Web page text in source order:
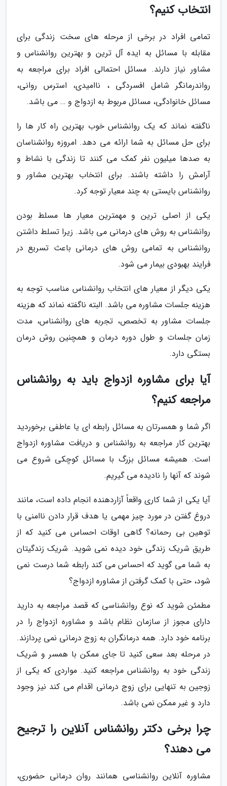
انتخاب کنیم؟
تمامی افراد در برخی از مرحله های سخت زندگی برای
مقابله با مسائل به ایده آل ترین و بهترین روانشناس و
مشاور نیاز دارند. مسائل احتمالی افراد برای مراجعه به
رواندرمانگر شامل افسردگی ، ناامیدی، استرس روانی،
مسائل خانوادگی، مسائل مربوط به ازدواج و … می باشد.
ناگفته نماند که یک روانشناس خوب بهترین راه کار ها را
برای حل مسائل به شما ارائه می دهد. امروزه روانشناسان
به صدها میلیون نفر کمک می کنند تا زندگی با نشاط و
آرامش را داشته باشند. برای انتخاب بهترین مشاور و
روانشناس بایستی به چند معیار توجه کرد.
یکی از اصلی ترین و مهمترین معیار ها مسلط بودن
روانشناس به روش های درمانی می باشد. زیرا تسلط داشتن
روانشناس به تمامی روش های درمانی باعث تسریع در
فرایند بهبودی بیمار می شود.
یکی دیگر از معیار های انتخاب روانشناس مناسب توجه به
هزینه جلسات مشاوره می باشد. البته ناگفته نماند که هزینه
جلسات مشاور به تخصص، تجربه های روانشناس، مدت
زمان جلسات و طول دوره درمان و همچنین روش درمان
بستگی دارد.
آیا برای مشاوره ازدواج باید به روانشناس
مراجعه کنیم؟
اگر شما و همسرتان به مسائل رابطه ای یا عاطفی برخوردید
بهترین کار مراجعه به روانشناس و دریافت مشاوره ازدواج
است. همیشه مسائل بزرگ با مسائل کوچکی شروع می
شوند که آنها را نادیده می گیریم.
آیا یکی از شما کاری واقعاً آزاردهنده انجام داده است، مانند
دروغ گفتن در مورد چیز مهمی یا هدف قرار دادن ناامنی با
توهین بی رحمانه؟ گاهی اوقات احساس می کنید که از
طریق شریک زندگی خود دیده نمی شوید. شریک زندگیتان
به شما می گوید که احساس می کند رابطه شما درست نمی
شود، حتی با کمک گرفتن از مشاوره ازدواج؟
مطمئن شوید که نوع روانشناسی که قصد مراجعه به دارید
دارای مجوز از سازمان نظام باشد و مشاوره ازدواج را در
برنامه خود دارد. همه درمانگران به زوج درمانی نمی پردازند.
در مرحله بعد سعی کنید تا جای ممکن با همسر و شریک
زندگی خود به روانشناس مراجعه کنید. مواردی که یکی از
زوجین به تنهایی برای زوج درمانی اقدام می کند نیز وجود
دارد و غیر ممکن نمی باشد.
چرا برخی دکتر روانشناس آنلاین را ترجیح
می دهند؟
مشاوره آنلاین روانشناسی همانند روان درمانی حضوری،